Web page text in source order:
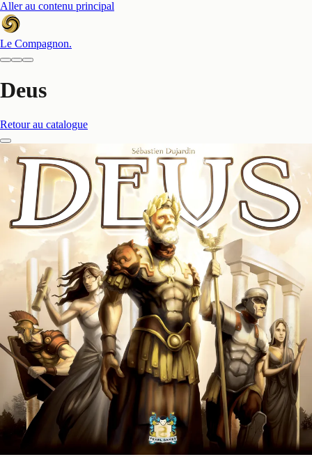
Aller au contenu principal
Le Compagnon.
Deus
Retour au catalogue